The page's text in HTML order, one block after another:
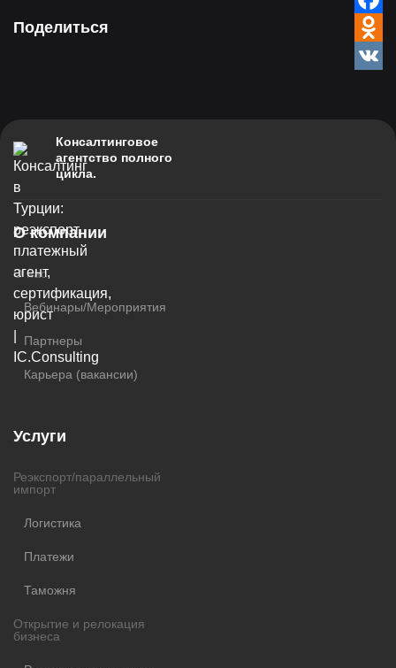
Консалтинговое
агентство полного
цикла.
О компании
О нас
Вебинары/Мероприятия
Партнеры
Карьера (вакансии)
Услуги
Реэкспорт/параллельный
импорт
Логистика
Платежи
Таможня
Открытие и релокация
бизнеса